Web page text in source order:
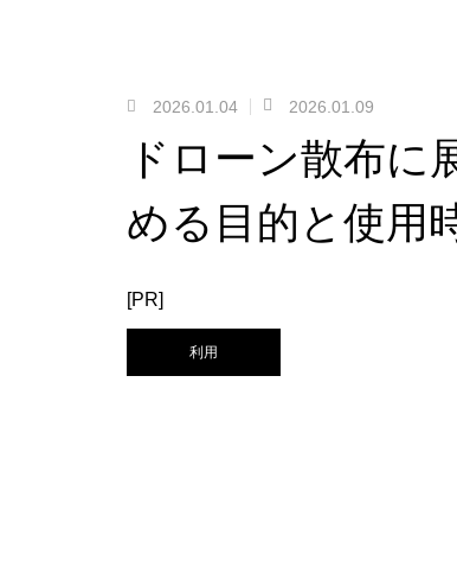
2026.01.04 2026.01.09
ドローン散布に
める目的と使用
[PR]
利用